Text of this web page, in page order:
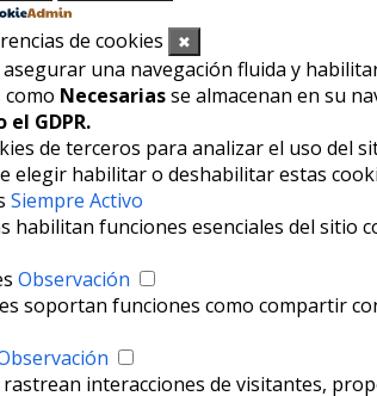
de cookies
✖
una navegación fluida y
como Necesariasse almacenan en su
GDPR.
de terceros para analizar el uso del
elegir habilitar o deshabilitar estas
Siempre Activo
habilitan funciones esenciales del sitio
Observación
soportan funciones como compartir
rastrean interacciones de visitantes,